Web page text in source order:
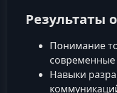
Результаты
Понимание
современные
Навыки